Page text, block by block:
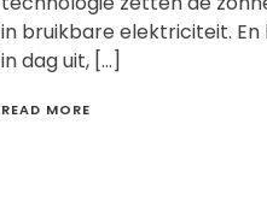
in bruikbare elektriciteit. En
in dag uit, […]
READ MORE